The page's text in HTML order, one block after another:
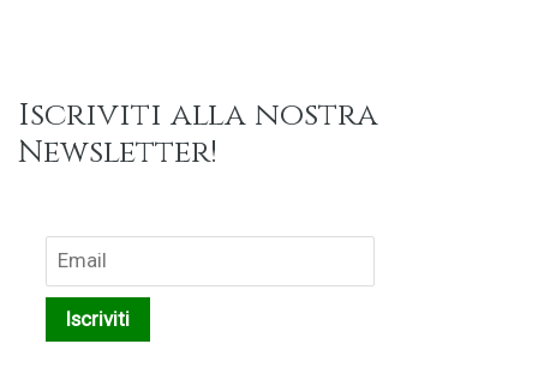
Iscriviti alla nostra
Newsletter!